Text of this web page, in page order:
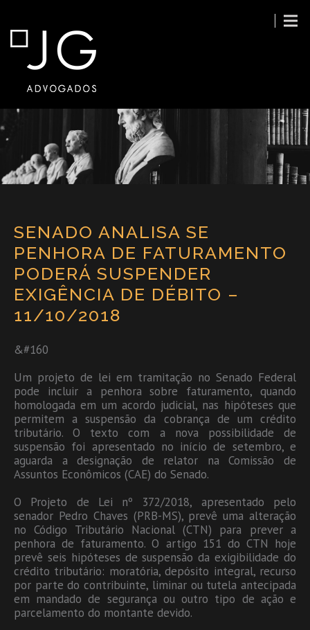
SENADO ANALISA SE
PENHORA DE FATURAMENTO
PODERÁ SUSPENDER
EXIGÊNCIA DE DÉBITO –
11/10/2018
&#160
Um projeto de lei em tramitação no Senado Federal
pode incluir a penhora sobre faturamento, quando
homologada em um acordo judicial, nas hipóteses que
permitem a suspensão da cobrança de um crédito
tributário. O texto com a nova possibilidade de
suspensão foi apresentado no início de setembro, e
aguarda a designação de relator na Comissão de
Assuntos Econômicos (CAE) do Senado.
O Projeto de Lei nº 372/2018, apresentado pelo
senador Pedro Chaves (PRB-MS), prevê uma alteração
no Código Tributário Nacional (CTN) para prever a
penhora de faturamento. O artigo 151 do CTN hoje
prevê seis hipóteses de suspensão da exigibilidade do
crédito tributário: moratória, depósito integral, recurso
por parte do contribuinte, liminar ou tutela antecipada
em mandado de segurança ou outro tipo de ação e
parcelamento do montante devido.